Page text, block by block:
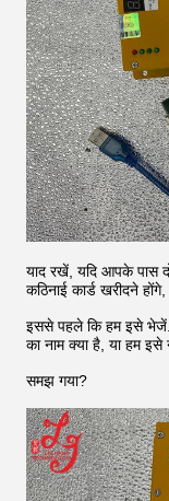
याद रखें, यदि आपके पास
कठिनाई कार्ड खरीदने होंगे,
इससे पहले कि हम इसे भेजें.
का नाम क्या है, या हम इसे
समझ गया?